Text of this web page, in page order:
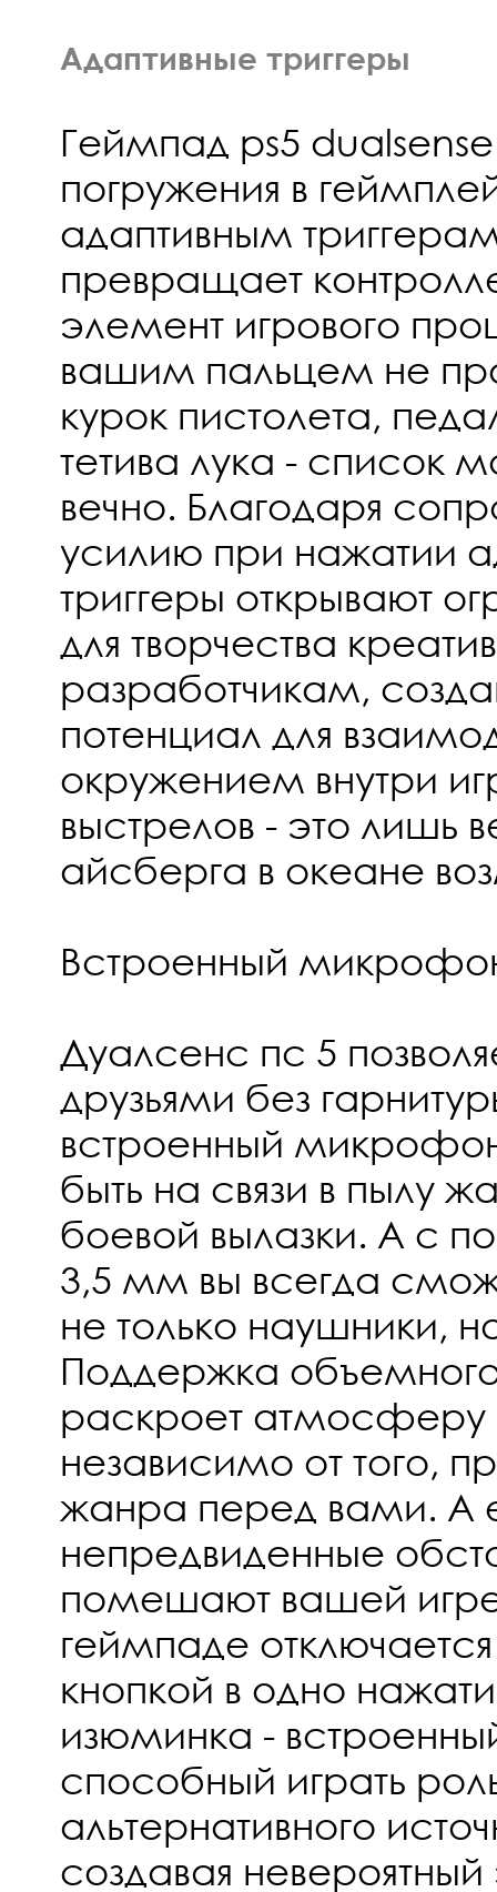
Адаптивные триггеры
Геймпад ps5
погружения в
адаптивным
превращает
элемент игрового
вашим пальцем не
курок пистолета,
тетива лука - список
вечно. Благодаря
усилию при нажатии
триггеры открывают
для творчества
разработчикам,
потенциал для
окружением внутри
выстрелов - это лишь
айсберга в океане
Встроенный
Дуалсенс пс 5
друзьями без
встроенный
быть на связи в пылу
боевой вылазки. А с
3,5 мм вы всегда
не только наушники,
Поддержка объемного
раскроет атмосферу
независимо от того,
жанра перед вами. А
непредвиденные
помешают вашей
геймпаде
кнопкой в одно
изюминка -
способный играть
альтернативного
создавая